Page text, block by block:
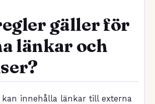
gäller för
länkar och
kan innehålla länkar till externa